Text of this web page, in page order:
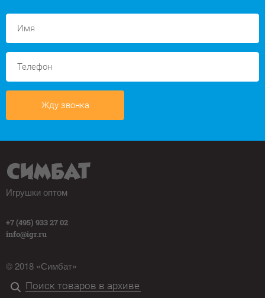
Жду звонка
Игрушки оптом
+7 (495) 933 27 02
info@igr.ru
© 2018 «Симбат»